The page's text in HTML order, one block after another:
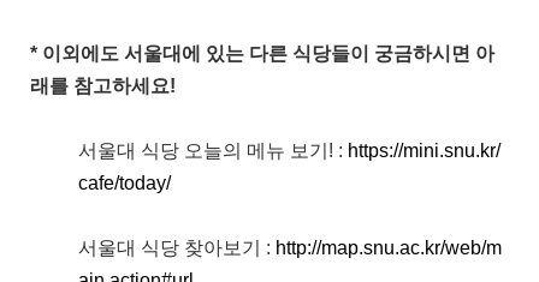
* 이외에도 서울대에 있는 다른 식당들이 궁금하시면 아
래를 참고하세요!
서울대 식당 오늘의 메뉴 보기! : https://mini.snu.kr/
cafe/today/
서울대 식당 찾아보기 : http://map.snu.ac.kr/web/m